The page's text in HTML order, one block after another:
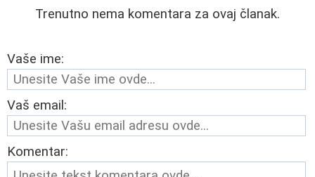
Trenutno nema komentara za ovaj članak.
Vaše ime:
Vaš email:
Komentar: